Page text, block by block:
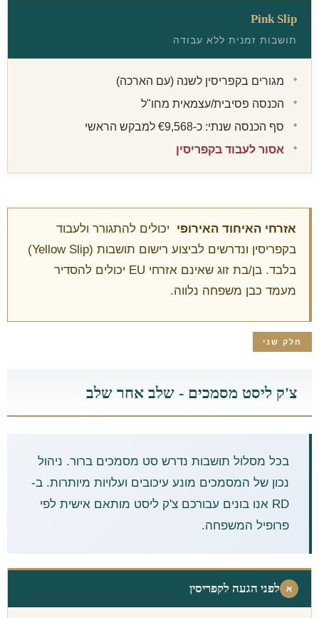
Pink Slip
תושבות זמנית ללא עבודה
מגורים בקפריסין לשנה (עם הארכה)
הכנסה פסיבית/עצמאית מחו"ל
סף הכנסה שנתי: כ-€9,568 למבקש הראשי
אסור לעבוד בקפריסין
אזרחי האיחוד האירופי יכולים להתגורר ולעבוד
בקפריסין ונדרשים לביצוע רישום תושבות (Yellow Slip)
בלבד. בן/בת זוג שאינם אזרחי EU יכולים להסדיר
מעמד כבן משפחה נלווה.
חלק שני
צ'ק ליסט מסמכים - שלב אחר שלב
בכל מסלול תושבות נדרש סט מסמכים ברור. ניהול
נכון של המסמכים מונע עיכובים ועלויות מיותרות. ב-
RD אנו בונים עבורכם צ'ק ליסט מותאם אישית לפי
פרופיל המשפחה.
א לפני הגעה לקפריסין